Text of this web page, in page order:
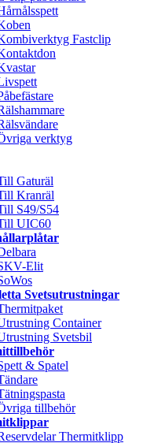
Fastclip
verktyg
Gaturäl
Kranräl
S49/S54
UIC60
Elit
Svetsutrustningar
Container
Svetsbil
& Spatel
tillbehör
Thermitklipp